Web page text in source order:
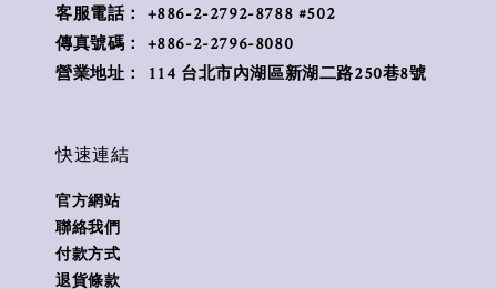
客服電話： +886-2-2792-8788 #502
傳真號碼： +886-2-2796-8080
營業地址： 114 台北市內湖區新湖二路250巷8號
快速連結
官方網站
聯絡我們
付款方式
退貨條款